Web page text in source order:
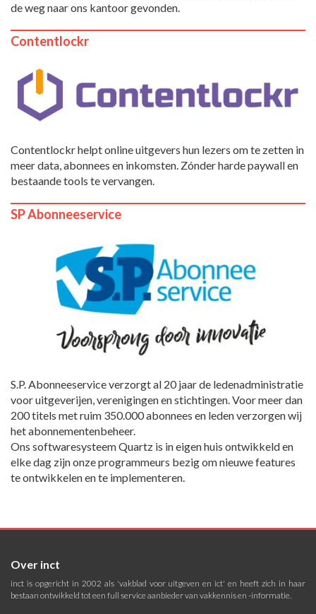
de weg naar ons kantoor gevonden.
Contentlockr
Contentlockr helpt online uitgevers hun lezers om te zetten in
meer data, abonnees en inkomsten. Zónder harde paywall en
bestaande tools te vervangen.
SP Abonneeservice
S.P. Abonneeservice verzorgt al 20 jaar de ledenadministratie
voor uitgeverijen, verenigingen en stichtingen. Voor meer dan
200 titels met ruim 350.000 abonnees en leden verzorgen wij
het abonnementenbeheer.
Ons softwaresysteem Quartz is in eigen huis ontwikkeld en
elke dag zijn onze programmeurs bezig om nieuwe features
te ontwikkelen en te implementeren.
Over inct
inct is opgericht in 2002 als 'vakblad voor uitgeven en ict' en heeft zich in haar
bestaan ontwikkeld tot een full service aanbieder van vakkennis en -informatie.